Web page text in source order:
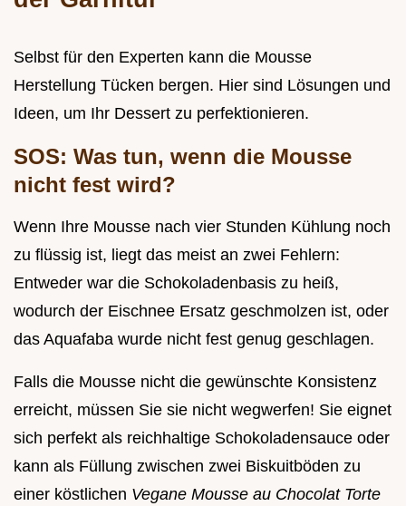
Selbst für den Experten kann die Mousse
Herstellung Tücken bergen. Hier sind Lösungen und
Ideen, um Ihr Dessert zu perfektionieren.
SOS: Was tun, wenn die Mousse
nicht fest wird?
Wenn Ihre Mousse nach vier Stunden Kühlung noch
zu flüssig ist, liegt das meist an zwei Fehlern:
Entweder war die Schokoladenbasis zu heiß,
wodurch der Eischnee Ersatz geschmolzen ist, oder
das Aquafaba wurde nicht fest genug geschlagen.
Falls die Mousse nicht die gewünschte Konsistenz
erreicht, müssen Sie sie nicht wegwerfen! Sie eignet
sich perfekt als reichhaltige Schokoladensauce oder
kann als Füllung zwischen zwei Biskuitböden zu
einer köstlichen Vegane Mousse au Chocolat Torte